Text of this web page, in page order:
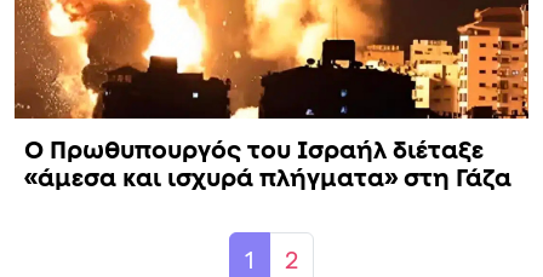
Ο Πρωθυπουργός του Ισραήλ διέταξε
«άμεσα και ισχυρά πλήγματα» στη Γάζα
Current Page
1 Page
2